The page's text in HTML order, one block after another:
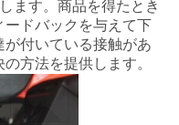
ます。商品を得たとき
ドバックを与えて下
付いている接触があ
方法を提供します。